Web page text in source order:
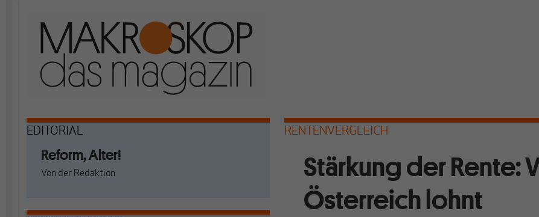
EDITORIAL
Reform, Alter!
Von der Redaktion
RENTENVERGLEICH
Stärkung der Rente:
Österreich lohnt